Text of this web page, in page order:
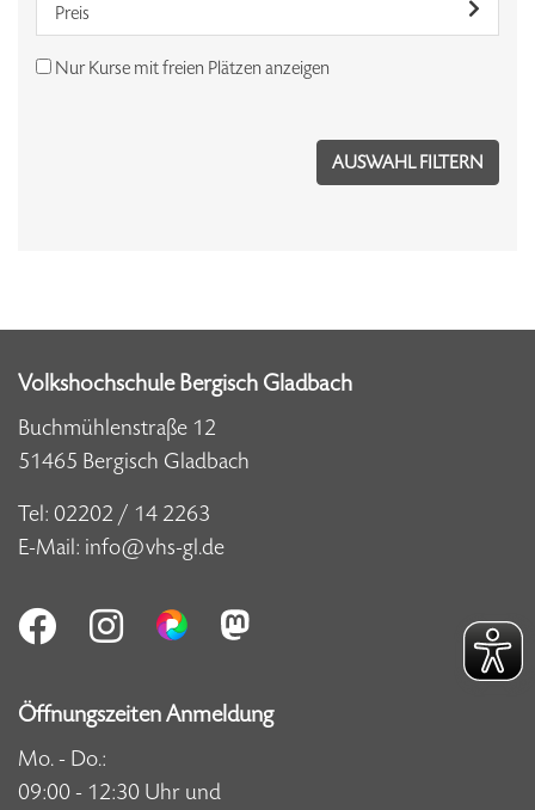
Preis
Nur Kurse mit freien Plätzen anzeigen
Volkshochschule Bergisch Gladbach
Buchmühlenstraße 12
51465 Bergisch Gladbach
Tel: 02202 / 14 2263
E-Mail: info@vhs-gl.de
Öffnungszeiten Anmeldung
Mo. - Do.:
09:00 - 12:30 Uhr und